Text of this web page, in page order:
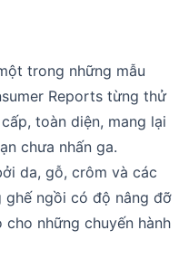
trong những mẫu
Reports từng thử
toàn diện, mang lại
chưa nhấn ga.
da, gỗ, crôm và các
ghế ngồi có độ nâng đỡ
những chuyến hành